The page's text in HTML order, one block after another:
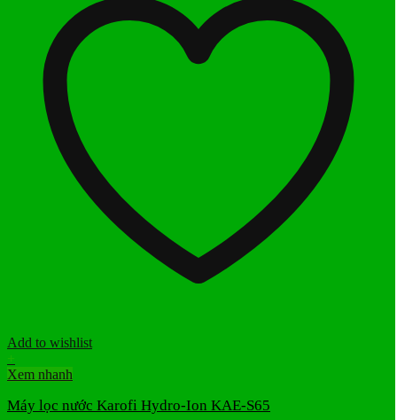
Add to wishlist
+
Xem nhanh
Máy lọc nước Karofi Hydro-Ion KAE-S65